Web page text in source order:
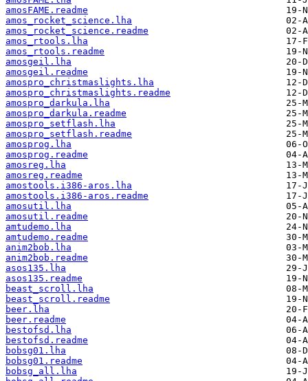
amosFAME.readme
amos_rocket_science.lha
amos_rocket_science.readme
amos_rtools.lha
amos_rtools.readme
amosgeil.lha
amosgeil.readme
amospro_christmaslights.lha
amospro_christmaslights.readme
amospro_darkula.lha
amospro_darkula.readme
amospro_setflash.lha
amospro_setflash.readme
amosprog.lha
amosprog.readme
amosreg.lha
amosreg.readme
amostools.i386-aros.lha
amostools.i386-aros.readme
amosutil.lha
amosutil.readme
amtudemo.lha
amtudemo.readme
anim2bob.lha
anim2bob.readme
asos135.lha
asos135.readme
beast_scroll.lha
beast_scroll.readme
beer.lha
beer.readme
bestofsd.lha
bestofsd.readme
bobsg01.lha
bobsg01.readme
bobsg_all.lha